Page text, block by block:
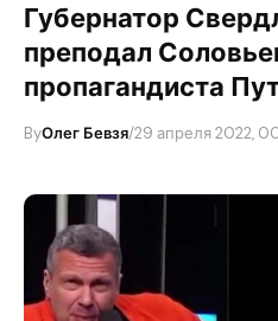
Губернатор
преподал
пропагандиста
ByОлег Бевзя/29 апреля 2022,